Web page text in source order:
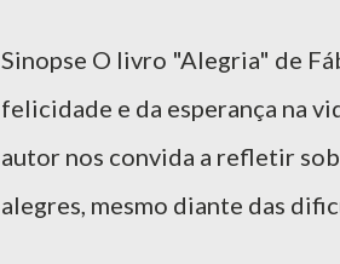
Comprar Livro | Amazon MAIS
Fábio Gonçalves Ferreira, é
a complexidade do sentimento
Sinopse O livro "Alegria" de
felicidade e da esperança na
autor nos convida a refletir
alegres, mesmo diante das